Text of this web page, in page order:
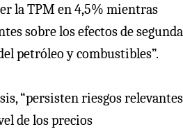
la TPM en 4,5% mientras
sobre los efectos de segunda
petróleo y combustibles”.
“persisten riesgos relevantes
de los precios